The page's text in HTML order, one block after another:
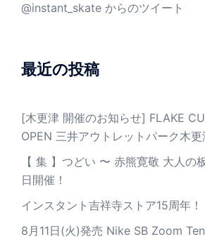
@instant_skate からのツイート
最近の投稿
[木更津 開催のお知らせ] FLAKE
OPEN 三井アウトレットパーク木更
【 集 】つどい 〜 赤熊寛敬 大人の
日開催！
インスタント吉祥寺ストア15周年！
8月11日(火)発売 Nike SB Zoom